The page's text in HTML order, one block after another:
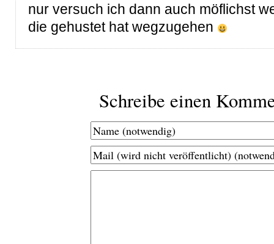
nur versuch ich dann auch möflichst
die gehustet hat wegzugehen
Schreibe einen